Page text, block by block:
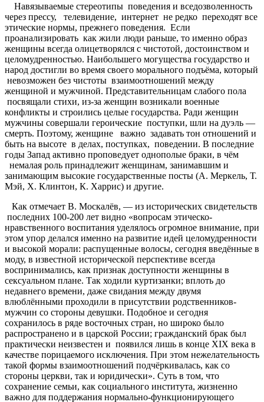
Навязываемые стереотипы поведения и вседозволенность
через прессу, телевидение, интернет не редко переходят все
этические нормы, прежнего поведения. Если
проанализировать как жили люди раньше, то именно образ
женщины всегда олицетворялся с чистотой, достоинством и
целомудренностью. Наибольшего могущества государство и
народ достигли во время своего морального подъёма, который
невозможен без чистоты взаимоотношений между
женщиной и мужчиной. Представительницам слабого пола
посвящали стихи, из-за женщин возникали военные
конфликты и строились целые государства. Ради женщин
мужчины совершали героические поступки, шли на дуэль —
смерть. Поэтому, женщине важно задавать тон отношений и
быть на высоте в делах, поступках, поведении. В последние
годы Запад активно проповедует однополые браки, в чём
немалая роль принадлежит женщинам, занимавшим и
занимающим высокие государственные посты (А. Меркель, Т.
Мэй, Х. Клинтон, К. Харрис) и другие.
Как отмечает В. Москалёв, — из исторических свидетельств
последних 100-200 лет видно «вопросам этическо-
нравственного воспитания уделялось огромное внимание, при
этом упор делался именно на развитие идей целомудренности
и высокой морали: распущенные волосы, сегодня введённые в
моду, в известной исторической перспективе всегда
воспринимались, как признак доступности женщины в
сексуальном плане. Так ходили куртизанки; вплоть до
недавнего времени, даже свидания между двумя
влюблёнными проходили в присутствии родственников-
мужчин со стороны девушки. Подобное и сегодня
сохранилось в ряде восточных стран, но широко было
распространено и в царской России; гражданский брак был
практически неизвестен и появился лишь в конце ХIХ века в
качестве порицаемого исключения. При этом нежелательность
такой формы взаимоотношений подчёркивалась, как со
стороны церкви, так и юридически». Суть в том, что
сохранение семьи, как социального института, жизненно
важно для поддержания нормально-функционирующего